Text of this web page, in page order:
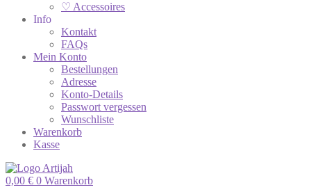
♡ Accessoires
Info
Kontakt
FAQs
Mein Konto
Bestellungen
Adresse
Konto-Details
Passwort vergessen
Wunschliste
Warenkorb
Kasse
0,00 € 0 Warenkorb